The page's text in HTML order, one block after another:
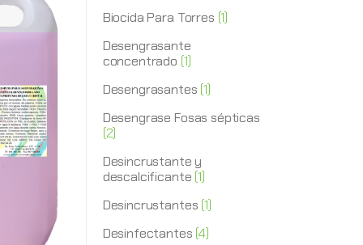
Biocida Para Torres (1)
Desengrasante
concentrado (1)
Desengrasantes (1)
Desengrase Fosas sépticas
(2)
Desincrustante y
descalcificante (1)
Desincrustantes (1)
Desinfectantes (4)